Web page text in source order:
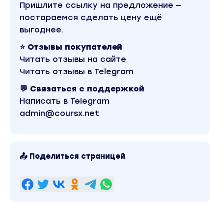
Пришлите ссылку на предложение —
постараемся сделать цену ещё
выгоднее.
⭐ Отзывы покупателей
Читать отзывы на сайте
Читать отзывы в Telegram
💬 Связаться с поддержкой
Написать в Telegram
admin@coursx.net
📤 Поделиться страницей